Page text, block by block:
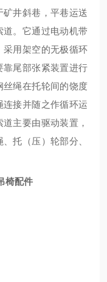
井斜巷，平巷运送
道。它通过电动机带
用架空的无极循环
靠尾部张紧装置进行
绳在托轮间的饶度
接并随之作循环运
主要由驱动装置，
托（压）轮部分、
椅配件